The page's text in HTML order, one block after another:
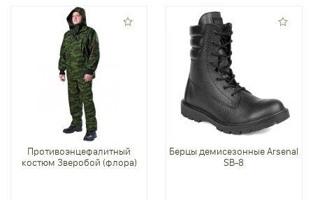
Противоэнцефалитный
костюм Зверобой (флора)
Берцы демисезонные Arsenal
SB-8